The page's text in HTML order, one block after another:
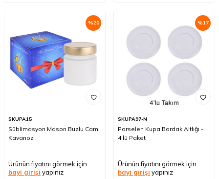
%20
SKUPA15
Süblimasyon Mason Buzlu Cam
Kavanoz
Ürünün fiyatını görmek için
bayi girişi yapınız
%17
SKUPA97-N
Porselen Kupa Bardak Altlığı -
4'lü Paket
Ürünün fiyatını görmek için
bayi girişi yapınız